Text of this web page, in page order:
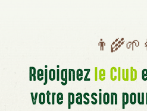
Rejoignezle Club
votre passion